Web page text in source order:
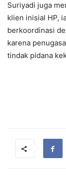
Suriyadi juga
klien inisial HP,
berkoordinasi
karena
tindak pidana